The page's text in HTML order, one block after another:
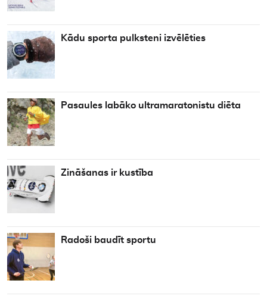
Kādu sporta pulksteni izvēlēties
Pasaules labāko ultramaratonistu diēta
Zināšanas ir kustība
Radoši baudīt sportu